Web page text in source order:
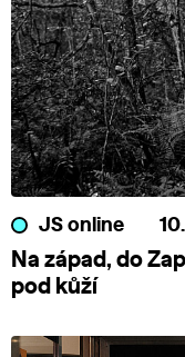
JS online
Na západ, do
pod kůží